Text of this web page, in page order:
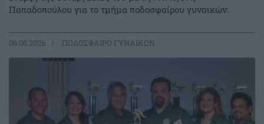
Παπαδοπούλου για το τμήμα ποδοσφαίρου γυναικών.
06.08.2026 ΠΟΔΟΣΦΑΙΡΟ ΓΥΝΑΙΚΩΝ